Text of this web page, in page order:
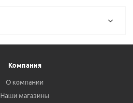
Компания
О компании
Наши магазины